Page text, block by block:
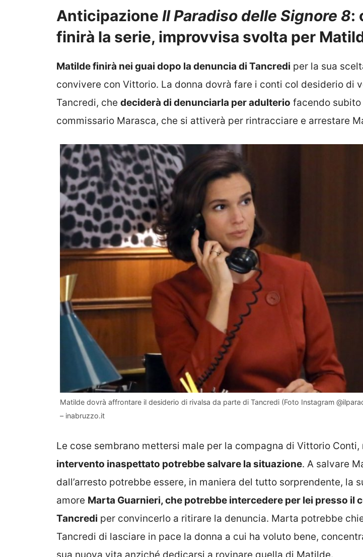
Anticipazione Il Paradiso delle Signore 8:
finirà la serie, improvvisa svolta per
Matilde finirà nei guai dopo la denuncia di Tancredi per la sua
convivere con Vittorio. La donna dovrà fare i conti col desiderio di
Tancredi, che deciderà di denunciarla per adulterio facendo
commissario Marasca, che si attiverà per rintracciare e arrestare
Matilde dovrà affrontare il desiderio di rivalsa da parte di Tancredi (Foto Instagram
– inabruzzo.it
Le cose sembrano mettersi male per la compagna di Vittorio Conti,
intervento inaspettato potrebbe salvare la situazione. A salvare
dall’arresto potrebbe essere, in maniera del tutto sorprendente, la
amore Marta Guarnieri, che potrebbe intercedere per lei presso il
Tancredi per convincerlo a ritirare la denuncia. Marta potrebbe
Tancredi di lasciare in pace la donna a cui ha voluto bene,
sua nuova vita anziché dedicarsi a rovinare quella di Matilde.